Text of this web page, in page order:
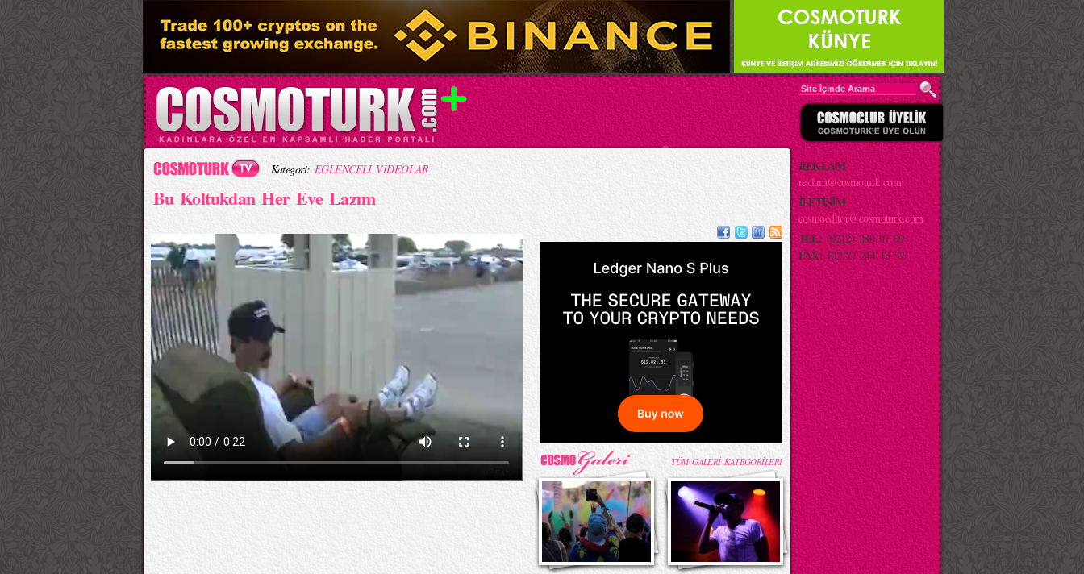
Kategori: EĞLENCELİ VİDEOLAR
Bu Koltukdan Her Eve Lazım
TÜM GALERİ KATEGORİLERİ
REKLAM
reklam@cosmoturk.com
İLETİŞİM
cosmoeditor@cosmoturk.com
TEL: (0212) 280 07 00
FAX: (0212) 244 13 32